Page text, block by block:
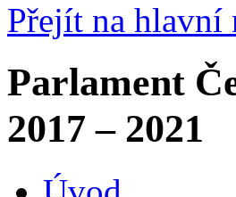
Přejít na hlavní
Parlament
2017 – 2021